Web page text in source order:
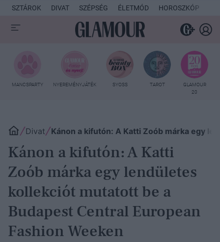
SZTÁROK DIVAT SZÉPSÉG ÉLETMÓD HOROSZKÓP
MANCSPARTY NYEREMÉNYJÁTÉK SYOSS TAROT
GLAMOUR
20
Divat Kánon a kifutón: A Katti Zoób márka egy
Kánon a kifutón: A Katti
Zoób márka egy lendületes
kollekciót mutatott be a
Budapest Central European
Fashion Weeken